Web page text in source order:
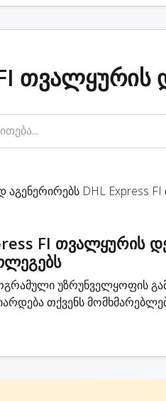
თვალყურის
აგენერირებს DHL Express
FI თვალყურის
უზრუნველყოფის
თქვენს